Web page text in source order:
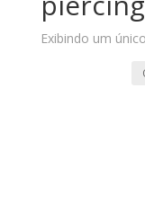
Exibindo um